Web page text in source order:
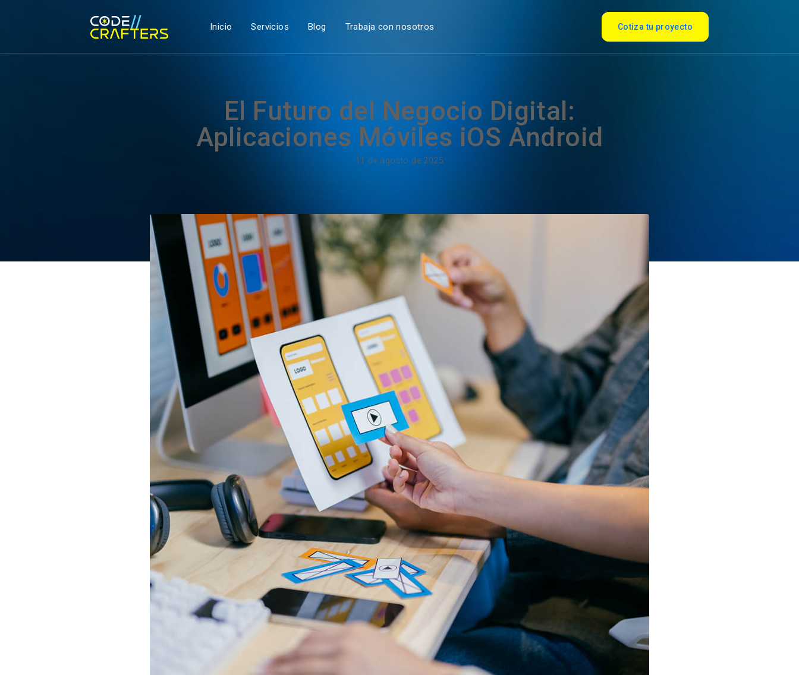
Inicio Servicios Blog Trabaja con nosotros Cotiza tu proyecto
El Futuro del Negocio Digital:
Aplicaciones Móviles iOS Android
11 de agosto de 2025